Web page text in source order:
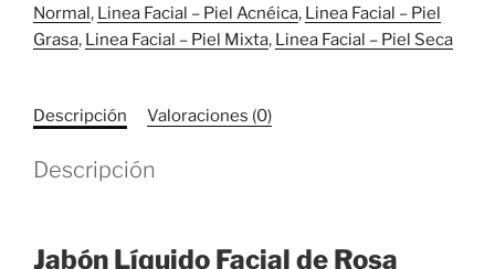
de
Rosa
Vitamina
cantidad
Normal, Linea Facial – Piel Acnéica, Linea Facial – Piel
Grasa, Linea Facial – Piel Mixta, Linea Facial – Piel Seca
Descripción Valoraciones (0)
Descripción
Jabón Líquido Facial de Rosa